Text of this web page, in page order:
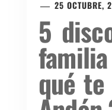
25 OCTUBRE,
5
qué